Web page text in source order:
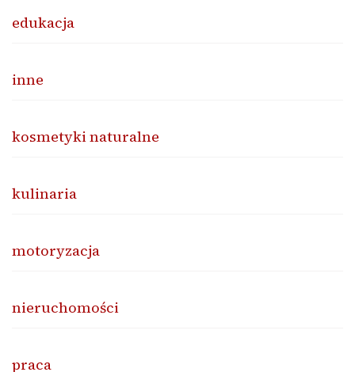
edukacja
inne
kosmetyki naturalne
kulinaria
motoryzacja
nieruchomości
praca